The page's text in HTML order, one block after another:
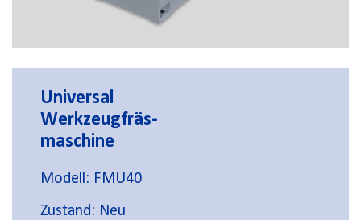
Universal
Werkzeugfräs-
maschine
Modell: FMU40
Zustand: Neu